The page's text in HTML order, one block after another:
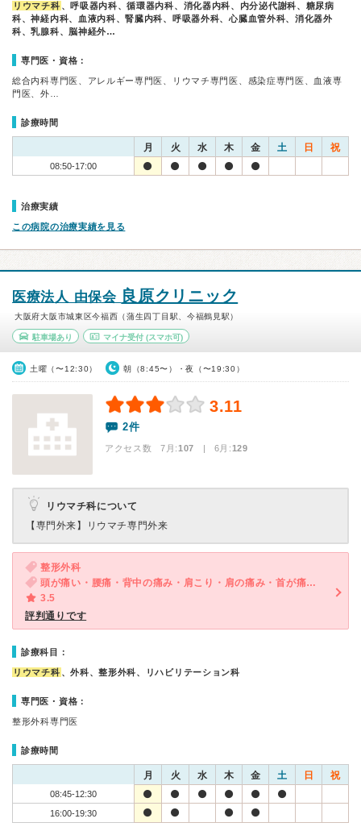
リウマチ科 、呼吸器内科、循環器内科、消化器内科、内分泌代謝科、糖尿病
科、神経内科、血液内科、腎臓内科、呼吸器外科、心臓血管外科、消化器外
科、乳腺科、脳神経外…
専門医・資格：
総合内科専門医、アレルギー専門医、リウマチ専門医、感染症専門医、血液専
門医、外…
診療時間
月 火 水 木 金 土 日 祝
08:50-17:00
治療実績
この病院の治療実績を見る
医療法人 由保会 良原クリニック
大阪府大阪市城東区今福西（蒲生四丁目駅、今福鶴見駅）
駐車場あり マイナ受付(スマホ可)
土曜（〜12:30） 朝（8:45〜）・夜（〜19:30）
3.11
2件
アクセス数 7月:107 | 6月:129
リウマチ科について
【専門外来】
リウマチ専門外来
整形外科
頭が痛い・腰痛・背中の痛み・肩こり・肩の痛み・首が痛い・手足の関節が痛い
3.5
評判通りです
診療科目：
リウマチ科 、外科、整形外科、リハビリテーション科
専門医・資格：
整形外科専門医
診療時間
月 火 水 木 金 土 日 祝
08:45-12:30
16:00-19:30